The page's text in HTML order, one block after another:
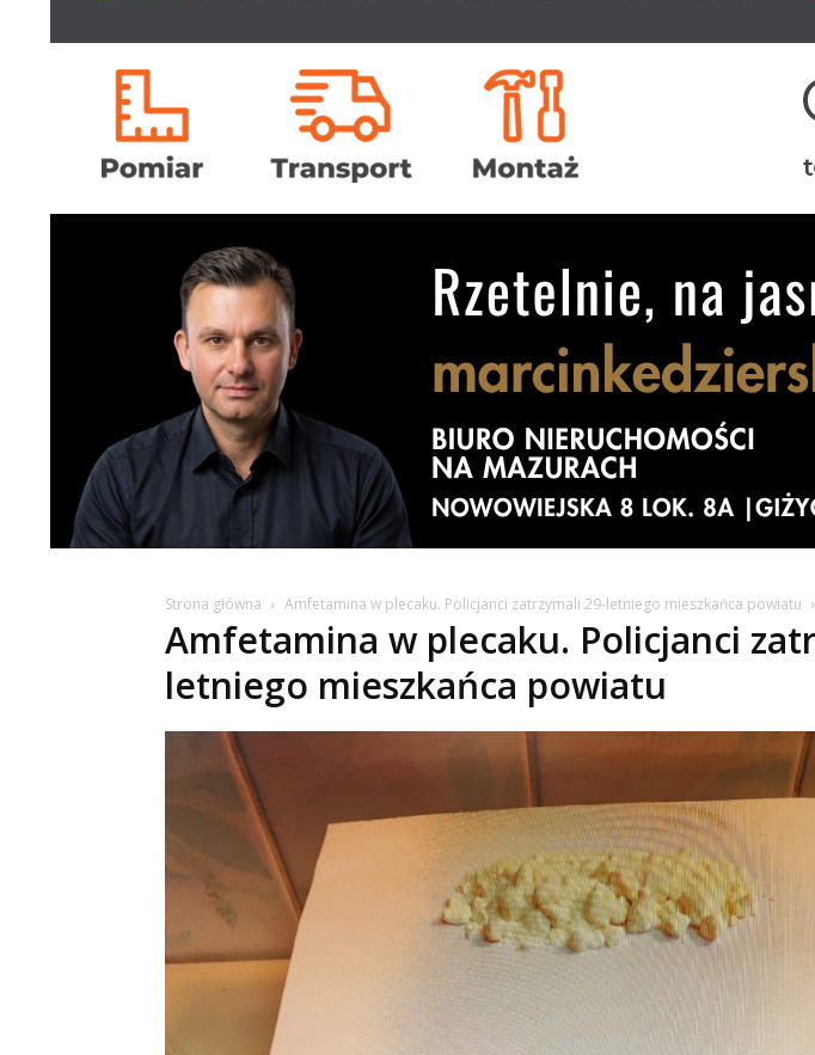
Strona główna Amfetamina w plecaku. Policjanci zatrzymali 29-letniego mieszkańca powiatu
Amfetamina w plecaku. Policjanci
letniego mieszkańca powiatu